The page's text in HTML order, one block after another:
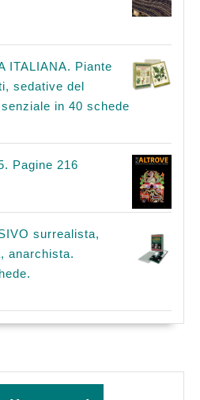
ITALIANA. Piante
sedative del
in 40 schede
Pagine 216
surrealista,
anarchista.